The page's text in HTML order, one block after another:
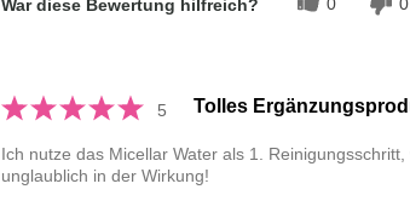
War diese Bewertung hilfreich?
5 Tolles
Ich nutze das Micellar Water als 1.
unglaublich in der Wirkung!